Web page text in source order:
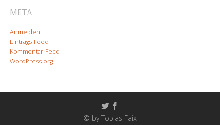
META
Anmelden
Eintrags-Feed
Kommentar-Feed
WordPress.org
© by Tobias Faix